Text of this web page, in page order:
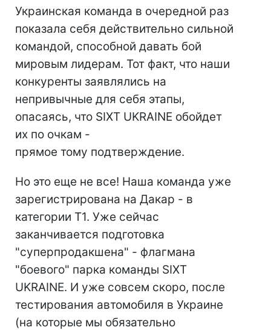
Украинская команда в очередной раз
показала себя действительно сильной
командой, способной давать бой
мировым лидерам. Тот факт, что наши
конкуренты заявлялись на
непривычные для себя этапы,
опасаясь, что SIXT UKRAINE обойдет
их по очкам -
прямое тому подтверждение.
Но это еще не все! Наша команда уже
зарегистрирована на Дакар - в
категории Т1. Уже сейчас
заканчивается подготовка
"суперпродакшена" - флагмана
"боевого" парка команды SIXT
UKRAINE. И уже совсем скоро, после
тестирования автомобиля в Украине
(на которые мы обязательно